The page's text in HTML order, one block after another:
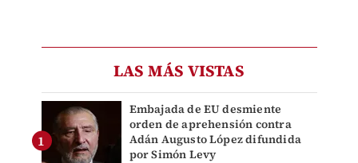
LAS MÁS VISTAS
Embajada de EU desmiente
orden de aprehensión contra
Adán Augusto López difundida
por Simón Levy